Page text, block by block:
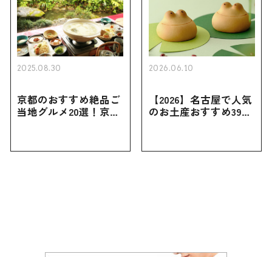
2025.08.30
京都のおすすめ絶品ご
当地グルメ20選！京都
2026.06.10
【2026】名古屋で人気
のお土産おすすめ39選
お土産・ばらまき用ま